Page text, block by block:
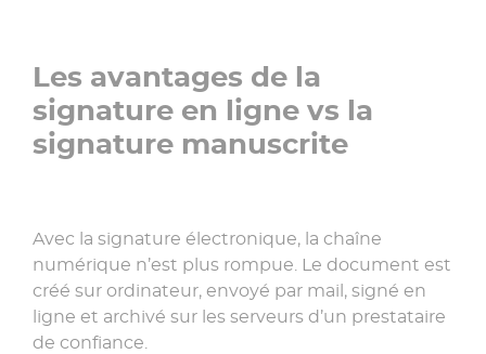
Les avantages de la
signature en ligne vs la
signature manuscrite
Avec la signature électronique, la chaîne
numérique n’est plus rompue. Le document est
créé sur ordinateur, envoyé par mail, signé en
ligne et archivé sur les serveurs d’un prestataire
de confiance.